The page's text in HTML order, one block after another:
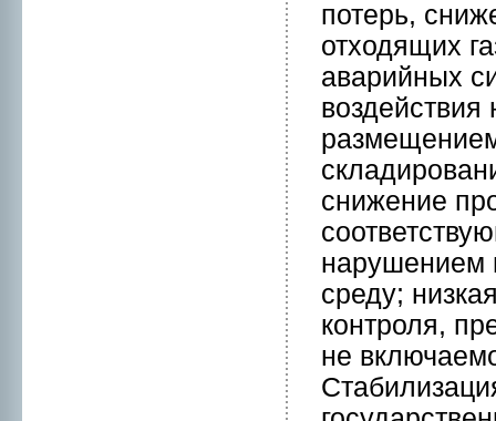
потерь,
отходящих
аварийных
снижение
нарушением
среду;
контpоля,
нe